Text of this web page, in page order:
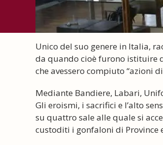
Unico del suo genere in Italia,
da quando cioè furono istituire
che avessero compiuto “azioni
Mediante Bandiere, Labari,
Gli eroismi, i sacrifici e l’alto
su quattro sale alle quale si
custoditi i gonfaloni di Province